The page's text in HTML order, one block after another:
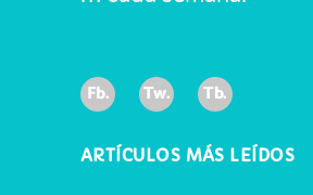
Fb. Tw. Tb.
ARTÍCULOS MÁS LEÍDOS